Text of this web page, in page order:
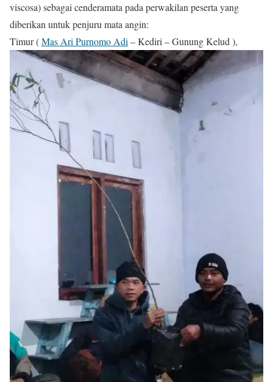
viscosa) sebagai cenderamata pada perwakilan peserta yang
diberikan untuk penjuru mata angin:
Timur (Mas Ari Purnomo Adi – Kediri – Gunung Kelud ),